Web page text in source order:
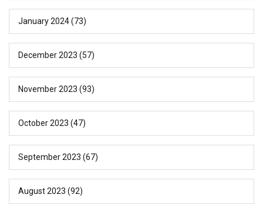
January 2024(73)
December 2023 (57)
November 2023 (93)
October 2023 (47)
September 2023 (67)
August 2023 (92)